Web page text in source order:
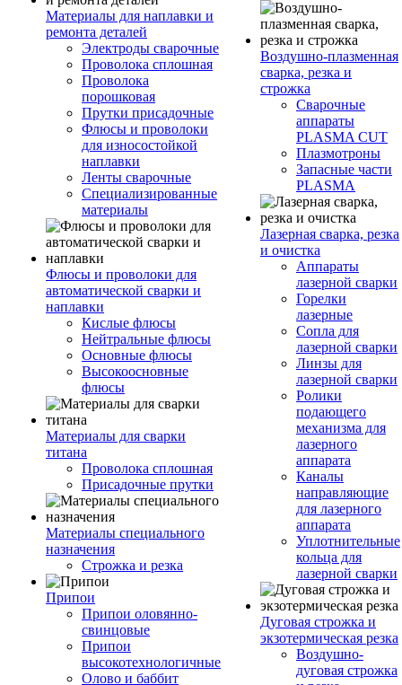
Материалы для наплавки и
ремонта деталей
Электроды сварочные
Проволока сплошная
Проволока
порошковая
Прутки присадочные
Флюсы и проволоки
для износостойкой
наплавки
Ленты сварочные
Специализированные
материалы
Флюсы и проволоки для
автоматической сварки и
наплавки
Кислые флюсы
Нейтральные флюсы
Основные флюсы
Высокоосновные
флюсы
Материалы для сварки
титана
Проволока сплошная
Присадочные прутки
Материалы специального
назначения
Строжка и резка
Припои
Припои оловянно-
свинцовые
Припои
высокотехнологичные
Олово и баббит
Воздушно-плазменная
сварка, резка и
строжка
Сварочные
аппараты
PLASMA CUT
Плазмотроны
Запасные части
PLASMA
Лазерная сварка, резка
и очистка
Аппараты
лазерной сварки
Горелки
лазерные
Сопла для
лазерной сварки
Линзы для
лазерной сварки
Ролики
подающего
механизма для
лазерного
аппарата
Каналы
направляющие
для лазерного
аппарата
Уплотнительные
кольца для
лазерной сварки
Дуговая строжка и
экзотермическая резка
Воздушно-
дуговая строжка